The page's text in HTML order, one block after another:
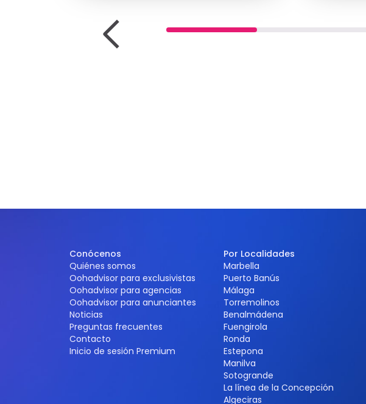
Conócenos
Quiénes somos
Oohadvisor para exclusivistas
Oohadvisor para agencias
Oohadvisor para anunciantes
Noticias
Preguntas frecuentes
Contacto
Inicio de sesión Premium
Por Localidades
Marbella
Puerto Banús
Málaga
Torremolinos
Benalmádena
Fuengirola
Ronda
Estepona
Manilva
Sotogrande
La línea de la Concepción
Algeciras